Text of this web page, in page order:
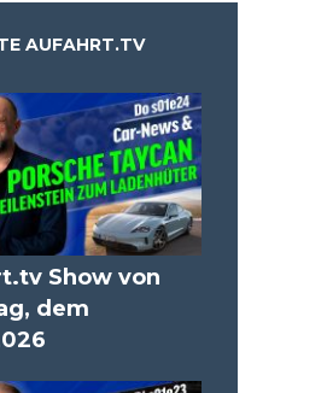
AUFAHRT.TV
Show von
dem